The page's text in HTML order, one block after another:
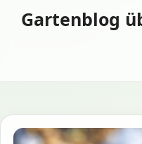
InhaltGartenblog